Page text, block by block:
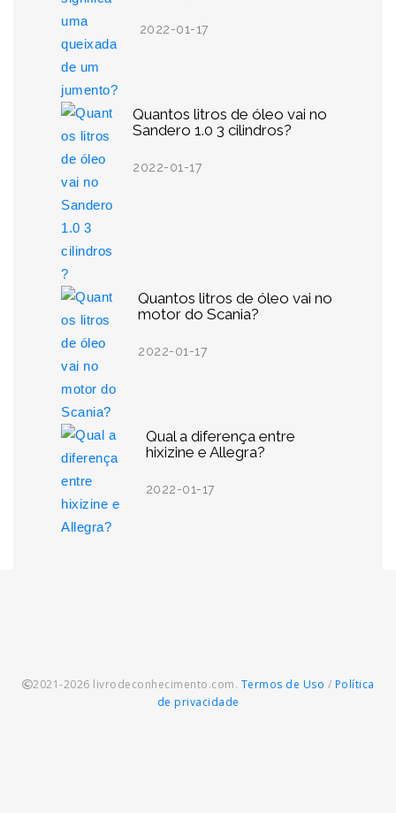
2022-01-17
Quantos litros de óleo vai no
Sandero 1.0 3 cilindros?
2022-01-17
Quantos litros de óleo vai no
motor do Scania?
2022-01-17
Qual a diferença entre
hixizine e Allegra?
2022-01-17
2021-2026 livrodeconhecimento.com. Termos de Uso / Política
de privacidade